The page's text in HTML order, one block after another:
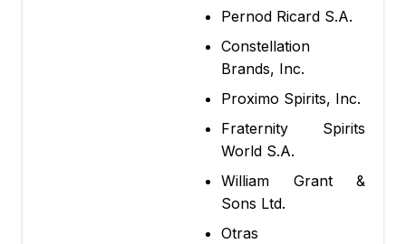
Pernod Ricard S.A.
Constellation
Brands, Inc.
Proximo Spirits, Inc.
Fraternity Spirits
World S.A.
William Grant &
Sons Ltd.
Otras